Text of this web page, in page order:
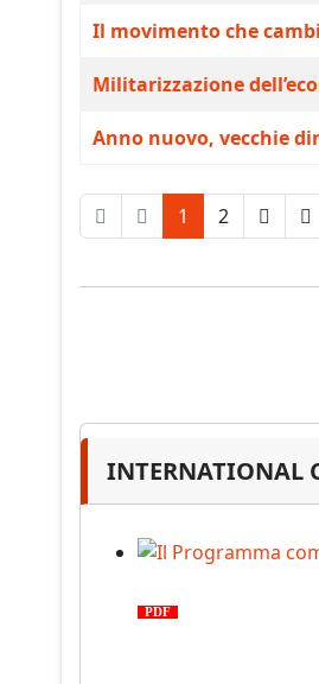
Il movimento che
Militarizzazione
Anno nuovo, vecchie
1 2
INTERNATIONAL
PDF